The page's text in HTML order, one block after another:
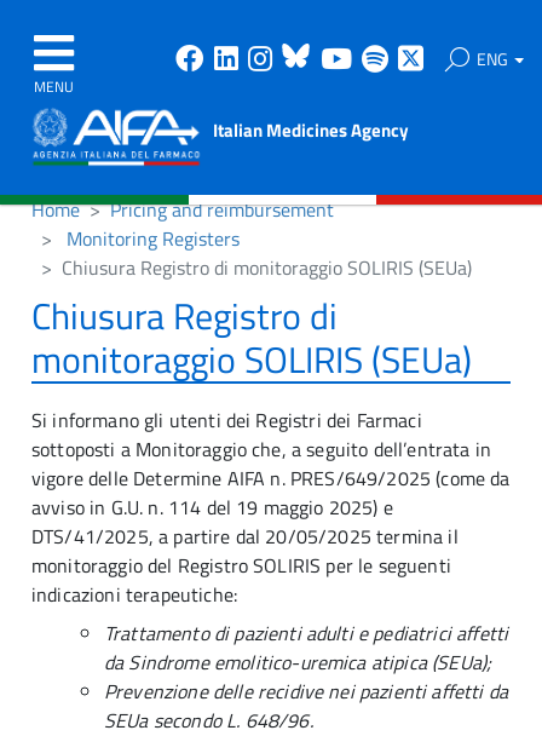
MENU
Facebook
Linkedin
Instagram
Bluesky
Youtube
Spotify ENG
Italian Medicines Agency
Home
Pricing and reimbursement
Monitoring Registers
Chiusura Registro di monitoraggio SOLIRIS (SEUa)
Chiusura Registro di
monitoraggio SOLIRIS (SEUa)
Si informano gli utenti dei Registri dei Farmaci
sottoposti a Monitoraggio che, a seguito dell’entrata in
vigore delle Determine AIFA n. PRES/649/2025 (come da
avviso in G.U. n. 114 del 19 maggio 2025) e
DTS/41/2025, a partire dal 20/05/2025 termina il
monitoraggio del Registro SOLIRIS per le seguenti
indicazioni terapeutiche:
Trattamento di pazienti adulti e pediatrici affetti
da Sindrome emolitico-uremica atipica (SEUa);
Prevenzione delle recidive nei pazienti affetti da
SEUa secondo L. 648/96.